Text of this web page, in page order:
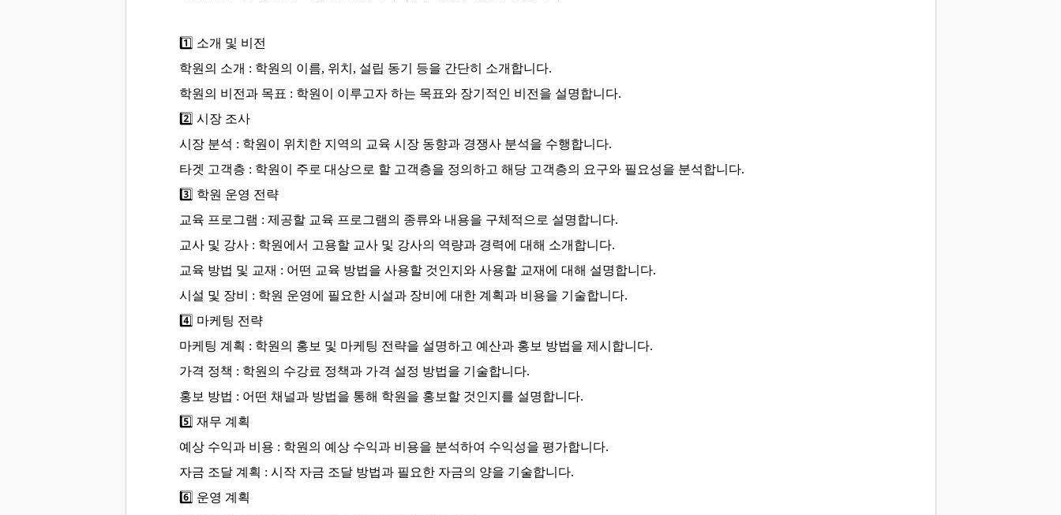
1️⃣ 소개 및 비전
학원의 소개 : 학원의 이름, 위치, 설립 동기 등을 간단히 소개합니다.
학원의 비전과 목표 : 학원이 이루고자 하는 목표와 장기적인 비전을 설명합니다.
2️⃣ 시장 조사
시장 분석 : 학원이 위치한 지역의 교육 시장 동향과 경쟁사 분석을 수행합니다.
타겟 고객층 : 학원이 주로 대상으로 할 고객층을 정의하고 해당 고객층의 요구와 필요성을 분석합니다.
3️⃣ 학원 운영 전략
교육 프로그램 : 제공할 교육 프로그램의 종류와 내용을 구체적으로 설명합니다.
교사 및 강사 : 학원에서 고용할 교사 및 강사의 역량과 경력에 대해 소개합니다.
교육 방법 및 교재 : 어떤 교육 방법을 사용할 것인지와 사용할 교재에 대해 설명합니다.
시설 및 장비 : 학원 운영에 필요한 시설과 장비에 대한 계획과 비용을 기술합니다.
4️⃣ 마케팅 전략
마케팅 계획 : 학원의 홍보 및 마케팅 전략을 설명하고 예산과 홍보 방법을 제시합니다.
가격 정책 : 학원의 수강료 정책과 가격 설정 방법을 기술합니다.
홍보 방법 : 어떤 채널과 방법을 통해 학원을 홍보할 것인지를 설명합니다.
5️⃣ 재무 계획
예상 수익과 비용 : 학원의 예상 수익과 비용을 분석하여 수익성을 평가합니다.
자금 조달 계획 : 시작 자금 조달 방법과 필요한 자금의 양을 기술합니다.
6️⃣ 운영 계획